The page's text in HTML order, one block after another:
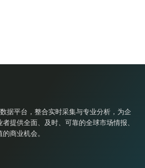
据平台，整合实时采集与专业分析，为企
提供全面、及时、可靠的全球市场情报、
商业机会。